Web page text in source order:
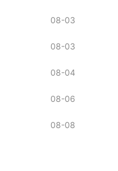
08-03
08-03
08-04
08-06
08-08